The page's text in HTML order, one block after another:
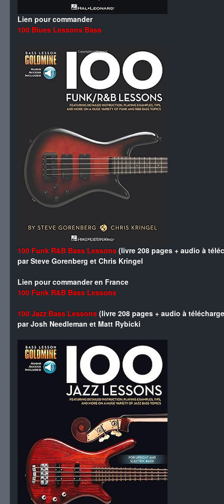
Lien pour commander
100 Blues Lessons Bass
100 Funk R&B Bass Lessons (livre 208 pages + audio à
par Steve Gorenberg et Chris Kringel
Lien pour commander en France
100 Funk R&B Bass Lessons
100 Jazz Bass Lessons (livre 208 pages + audio à
par Josh Needleman et Matt Rybicki